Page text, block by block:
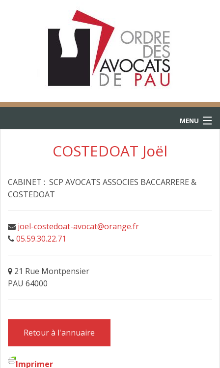
MENU
CONSULTATIONS
L’AIDE JURIDICTIONNELLE
FAIRE DESIGNER UN AVOCAT
CONTACT
COSTEDOAT Joël
CABINET : SCP AVOCATS ASSOCIES BACCARRERE &
COSTEDOAT
joel-costedoat-avocat@orange.fr
05.59.30.22.71
21 Rue Montpensier
PAU 64000
Retour à l'annuaire
Imprimer